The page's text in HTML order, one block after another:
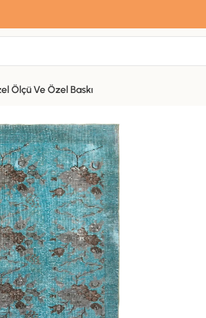
özel hoş geldin
Hemen üye ol, ilk siparişinde%10
Ölçü Ve Özel Baskı